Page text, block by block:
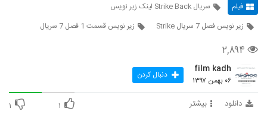
فیلم
سریال Strike Back لینک زیر نویس
زیر نویس فصل 7 سریال Strike
زیر نویس قسمت 1 فصل 7 سریال
۲,۸۹۴
film kadh
۰۶ بهمن ۱۳۹۷ دنبال کردن
دانلود بیشتر ۱ ۱